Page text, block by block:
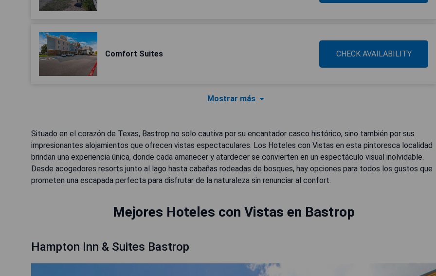
Comfort Suites CHECK AVAILABILITY
Mostrar más
Situado en el corazón de Texas, Bastrop no solo cautiva por su encantador casco histórico, sino también por sus
impresionantes alojamientos que ofrecen vistas espectaculares. Los Hoteles con Vistas en esta pintoresca localidad
brindan una experiencia única, donde cada amanecer y atardecer se convierten en un espectáculo visual inolvidable.
Desde acogedores resorts junto al lago hasta cabañas rodeadas de bosques, hay opciones para todos los gustos que
prometen una escapada perfecta para disfrutar de la naturaleza sin renunciar al confort.
Mejores Hoteles con Vistas en Bastrop
Hampton Inn & Suites Bastrop